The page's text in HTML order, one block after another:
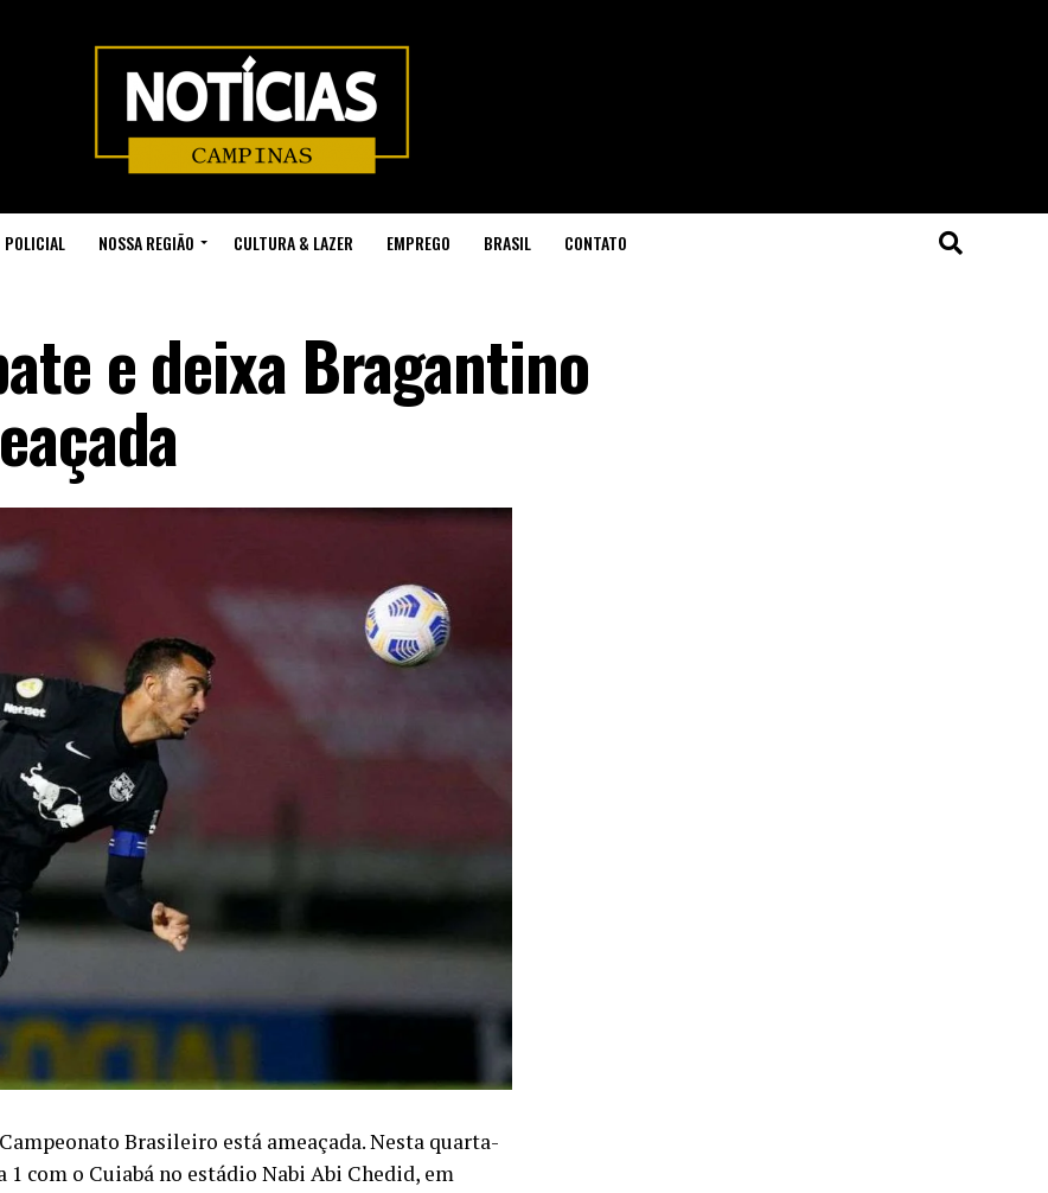
POLICIAL NOSSA REGIÃO CULTURA & LAZER EMPREGO BRASIL CONTATO
e deixa Bragantino
Brasileiro está ameaçada. Nesta quarta-
com o Cuiabá no estádio Nabi Abi Chedid, em